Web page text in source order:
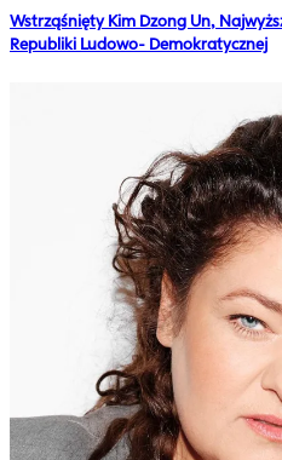
Wstrząśnięty Kim Dzong Un,
Republiki Ludowo- Demokratycznej